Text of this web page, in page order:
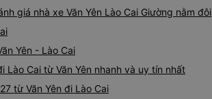
giá nhà xe Văn Yên Lào Cai Giường nằm đôi
Yên - Lào Cai
Lào Cai từ Văn Yên nhanh và uy tín nhất
từ Văn Yên đi Lào Cai